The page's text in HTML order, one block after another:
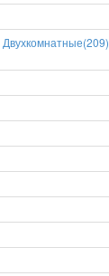
Двухкомнатные(209)